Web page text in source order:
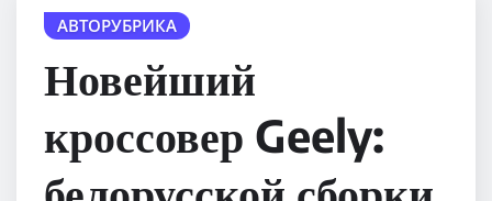
АВТОРУБРИКА
Новейший
кроссовер Geely: